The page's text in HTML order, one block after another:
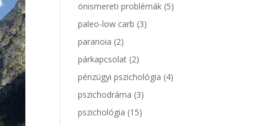
önismereti problémák (5)
paleo-low carb (3)
paranoia (2)
párkapcsolat (2)
pénzügyi pszichológia (4)
pszichodráma (3)
pszichológia (15)